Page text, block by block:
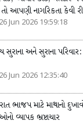
તો આપણી નાગરિકતા કેવી
26 Jun 2026 19:59:18
સુરાના અને સુરાના
26 Jun 2026 12:35:40
ભાજપ માટે માથાનો
વ્યાપક ભ્રષ્ટાચાર